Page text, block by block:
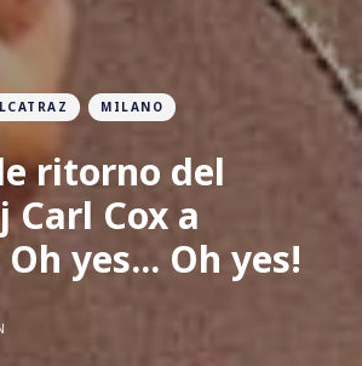
MILANO
ritorno del
Carl Cox a
yes... Oh yes!